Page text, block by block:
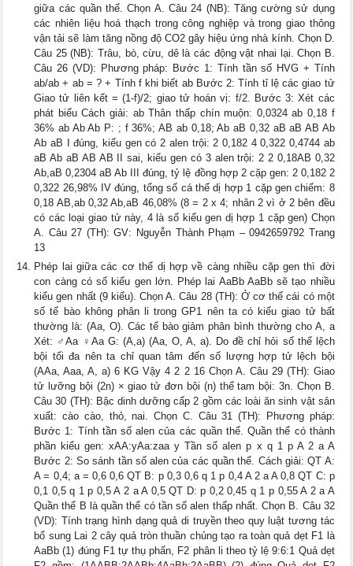
giữa các quần thể. Chọn A. Câu 24 (NB): Tăng cường sử dụng
các nhiên liệu hoá thạch trong công nghiệp và trong giao thông
vận tải sẽ làm tăng nồng độ CO2 gây hiệu ứng nhà kính. Chọn D.
Câu 25 (NB): Trâu, bò, cừu, dê là các động vật nhai lại. Chọn B.
Câu 26 (VD): Phương pháp: Bước 1: Tính tần số HVG + Tính
ab/ab + ab = ? + Tính f khi biết ab Bước 2: Tính tỉ lệ các giao tử
Giao tử liên kết = (1-f)/2; giao tử hoán vị: f/2. Bước 3: Xét các
phát biểu Cách giải: ab Thân thấp chín muộn: 0,0324 ab 0,18 f
36% ab Ab Ab P: ; f 36%; AB ab 0,18; Ab aB 0,32 aB aB AB Ab
Ab aB I đúng, kiểu gen có 2 alen trội: 2 0,182 4 0,322 0,4744 ab
aB Ab aB AB AB II sai, kiểu gen có 3 alen trội: 2 2 0,18AB 0,32
Ab,aB 0,2304 aB Ab III đúng, tỷ lệ đồng hợp 2 cặp gen: 2 0,182 2
0,322 26,98% IV đúng, tổng số cá thể dị hợp 1 cặp gen chiếm: 8
0,18 AB,ab 0,32 Ab,aB 46,08% (8 = 2 x 4; nhân 2 vì ở 2 bên đều
có các loại giao tử này, 4 là số kiểu gen dị hợp 1 cặp gen) Chọn
A. Câu 27 (TH): GV: Nguyễn Thành Phạm – 0942659792 Trang
13
Phép lai giữa các cơ thể dị hợp về càng nhiều cặp gen thì đời
con càng có số kiểu gen lớn. Phép lai AaBb AaBb sẽ tạo nhiều
kiểu gen nhất (9 kiểu). Chọn A. Câu 28 (TH): Ở cơ thể cái có một
số tế bào không phân li trong GP1 nên ta có kiểu giao tử bất
thường là: (Aa, O). Các tế bào giảm phân bình thường cho A, a
Xét: ♂Aa ♀Aa G: (A,a) (Aa, O, A, a). Do đề chỉ hỏi số thể lệch
bội tối đa nên ta chỉ quan tâm đến số lượng hợp tử lệch bội
(AAa, Aaa, A, a) 6 KG Vậy 4 2 2 16 Chọn A. Câu 29 (TH): Giao
tử lưỡng bội (2n) × giao tử đơn bội (n) thể tam bội: 3n. Chọn B.
Câu 30 (TH): Bậc dinh dưỡng cấp 2 gồm các loài ăn sinh vật sản
xuất: cào cào, thỏ, nai. Chọn C. Câu 31 (TH): Phương pháp:
Bước 1: Tính tần số alen của các quần thể. Quần thể có thành
phần kiểu gen: xAA:yAa:zaa y Tần số alen p x q 1 p A 2 a A
Bước 2: So sánh tần số alen của các quần thể. Cách giải: QT A:
A = 0,4; a = 0,6 0,6 QT B: p 0,3 0,6 q 1 p 0,4 A 2 a A 0,8 QT C: p
0,1 0,5 q 1 p 0,5 A 2 a A 0,5 QT D: p 0,2 0,45 q 1 p 0,55 A 2 a A
Quần thể B là quần thể có tần số alen thấp nhất. Chọn B. Câu 32
(VD): Tính trạng hình dạng quả di truyền theo quy luật tương tác
bổ sung Lai 2 cây quả tròn thuần chủng tạo ra toàn quả dẹt F1 là
AaBb (1) đúng F1 tự thụ phấn, F2 phân li theo tỷ lệ 9:6:1 Quả dẹt